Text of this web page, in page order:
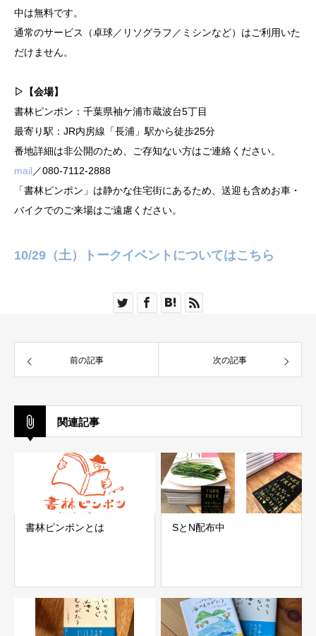
中は無料です。
通常のサービス（卓球／リソグラフ／ミシンなど）はご利用いた
だけません。
▷【会場】
書林ピンポン：千葉県袖ケ浦市蔵波台5丁目
最寄り駅：JR内房線「長浦」駅から徒歩25分
番地詳細は非公開のため、ご存知ない方はご連絡ください。
mail／080-7112-2888
「書林ピンポン」は静かな住宅街にあるため、送迎も含めお車・
バイクでのご来場はご遠慮ください。
10/29（土）トークイベントについてはこちら
前の記事 次の記事
関連記事
書林ピンポンとは SとN配布中